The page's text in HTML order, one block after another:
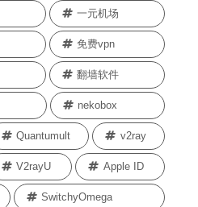
一元机场
免费vpn
翻墙软件
nekobox
Quantumult v2ray
V2rayU Apple ID
SwitchyOmega